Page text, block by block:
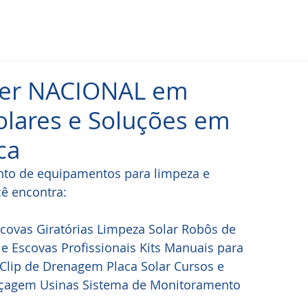
NACIONAL em
e Soluções em
de equipamentos para limpeza e
encontra:
Giratórias Limpeza Solar Robôs de
Escovas Profissionais Kits Manuais para
de Drenagem Placa Solar Cursos e
Usinas Sistema de Monitoramento